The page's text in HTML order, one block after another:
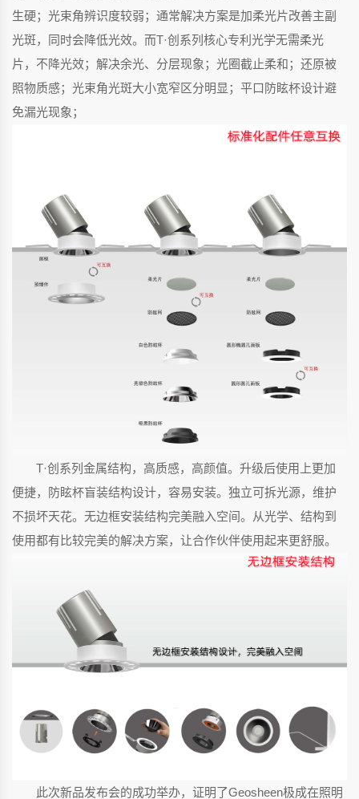
生硬；光束角辨识度较弱；通常解决方案是加柔光片改善主副
光斑，同时会降低光效。而T·创系列核心专利光学无需柔光
片，不降光效；解决余光、分层现象；光圈截止柔和；还原被
照物质感；光束角光斑大小宽窄区分明显；平口防眩杯设计避
免漏光现象；
T·创系列金属结构，高质感，高颜值。升级后使用上更加
便捷，防眩杯盲装结构设计，容易安装。独立可拆光源，维护
不损坏天花。无边框安装结构完美融入空间。从光学、结构到
使用都有比较完美的解决方案，让合作伙伴使用起来更舒服。
此次新品发布会的成功举办，证明了Geosheen极成在照明